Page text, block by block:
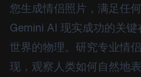
您生成情侣照片，满足任
Gemini AI 现实成功的关
世界的物理。研究专业情
现，观察人类如何自然地